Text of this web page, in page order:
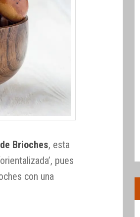
Brioches, esta
pues
con una